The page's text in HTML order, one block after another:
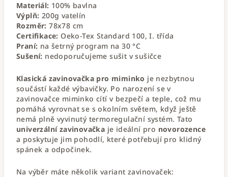
Materiál: 100% bavlna
Výplň: 200g vatelín
Rozměr: 78x78 cm
Certifikace: Oeko-Tex Standard 100, I. třída
Praní: na šetrný program na 30 °C
Sušení: nedoporučujeme sušit v sušičce
Klasická zavinovačka pro miminko je nezbytnou
součástí každé výbavičky. Po narození se v
zavinovačce miminko cítí v bezpečí a teple, což mu
pomáhá vyrovnat se s okolním světem, když ještě
nemá plně vyvinutý termoregulační systém. Tato
univerzální zavinovačka je ideální pro novorozence
a poskytuje jim pohodlí, které potřebují pro klidný
spánek a odpočinek.
Na výběr máte několik variant zavinovaček: